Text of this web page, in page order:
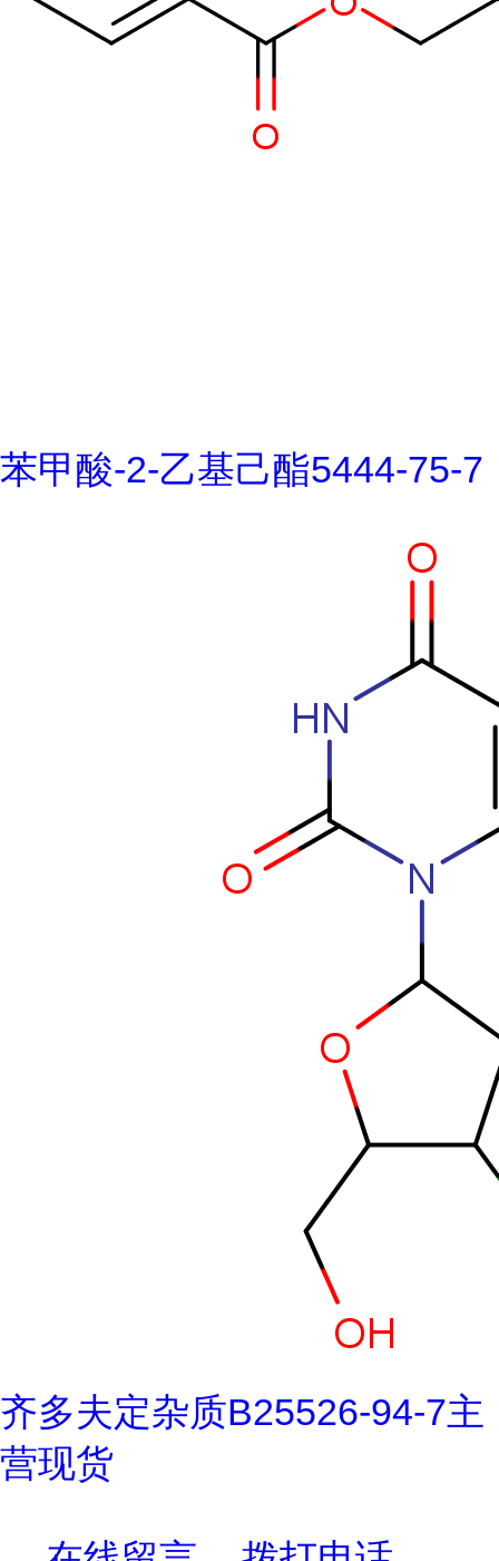
苯甲酸-2-乙基己酯5444-75-7
齐多夫定杂质B25526-94-7主
营现货